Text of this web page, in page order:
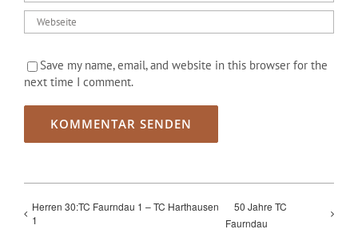
Save my name, email, and website in this browser for the
next time I comment.
Herren 30:TC Faurndau 1 – TC Harthausen
1
50 Jahre TC
Faurndau